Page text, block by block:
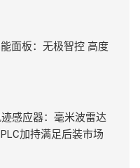
面板：无极智控 高度
感应器：毫米波雷达
加持满足后装市场